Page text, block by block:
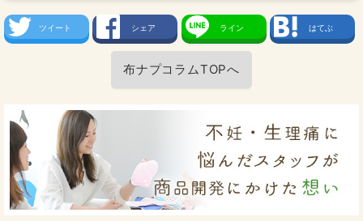
ツイート シェア ライン はてぶ
布ナプコラムTOPへ